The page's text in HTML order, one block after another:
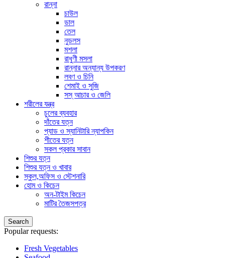
রান্না
চাউল
ডাল
তেল
নুডলস
মশলা
রাধুণী মসলা
রান্নার অন্যান্য উপকরণ
লবণ ও চিনি
শেমাই ও সুজি
সস্ আচার ও জেলি
শরীলের যন্ত্র
চুলের ব্যবহার
দাঁতের যত্ন
প্যাড ও স্যানিটারি ন্যাপকিন
শীতের যত্ন
সকল প্রকার সাবান
শিশুর যত্ন
শিশুর যত্ন ও খাবার
স্কুল,অফিস ও স্টেশনারি
হোম ও কিচেন
অন-টাইম কিচেন
মাটির তৈজসপত্র
Search
Popular requests:
Fresh Vegetables